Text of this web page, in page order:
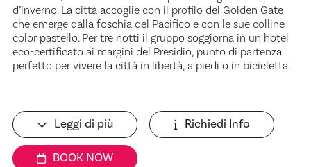
d’inverno. La città accoglie con il profilo del Golden Gate
che emerge dalla foschia del Pacifico e con le sue colline
color pastello. Per tre notti il gruppo soggiorna in un hotel
eco-certificato ai margini del Presidio, punto di partenza
perfetto per vivere la città in libertà, a piedi o in bicicletta.
Leggi di più Richiedi Info
BOOK NOW